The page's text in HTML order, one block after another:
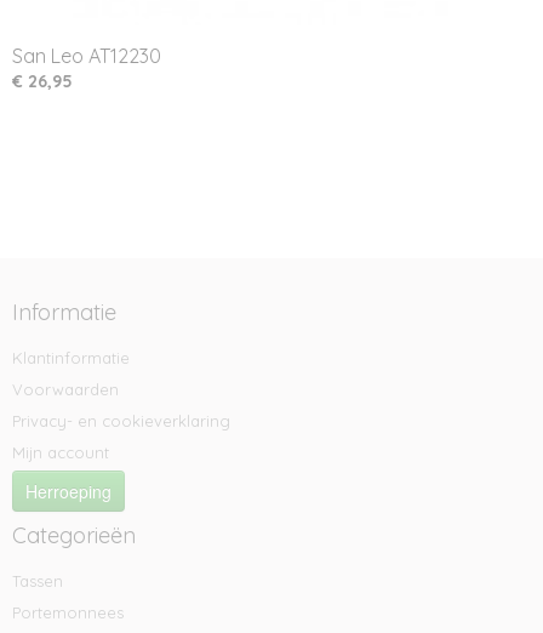
San Leo AT12230
€ 26,95
Informatie
Klantinformatie
Voorwaarden
Privacy- en cookieverklaring
Mijn account
Herroeping
Categorieën
Tassen
Portemonnees